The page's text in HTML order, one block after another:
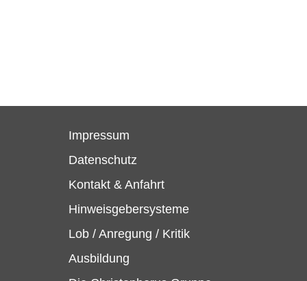
Impressum
Datenschutz
Kontakt & Anfahrt
Hinweisgebersysteme
Lob / Anregung / Kritik
Ausbildung